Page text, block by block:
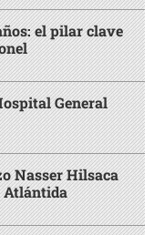
el pilar clave
General
Nasser Hilsaca
Atlántida